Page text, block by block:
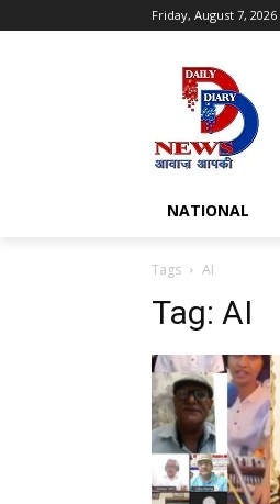
Friday, August 7, 2026
NATIONAL
Tags AI
Tag: AI